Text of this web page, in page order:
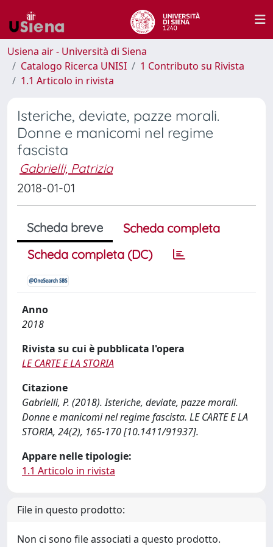
Usiena air - Università di Siena
Catalogo Ricerca UNISI
1 Contributo su Rivista
1.1 Articolo in rivista
Isteriche, deviate, pazze morali.
Donne e manicomi nel regime
fascista
Gabrielli, Patrizia
2018-01-01
Scheda breve
Scheda completa
Scheda completa (DC)
Anno
2018
Rivista su cui è pubblicata l'opera
LE CARTE E LA STORIA
Citazione
Gabrielli, P. (2018). Isteriche, deviate, pazze morali.
Donne e manicomi nel regime fascista. LE CARTE E LA
STORIA, 24(2), 165-170 [10.1411/91937].
Appare nelle tipologie:
1.1 Articolo in rivista
File in questo prodotto:
Non ci sono file associati a questo prodotto.